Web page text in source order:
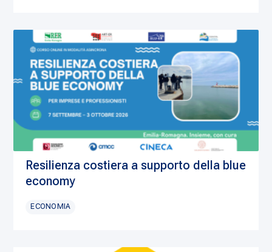
Resilienza costiera a supporto della blue
economy
ECONOMIA